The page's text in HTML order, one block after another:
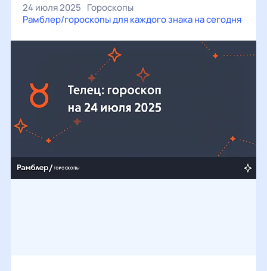
24 июля 2025 Гороскопы
Рамблер/гороскопы для каждого знака на сегодня